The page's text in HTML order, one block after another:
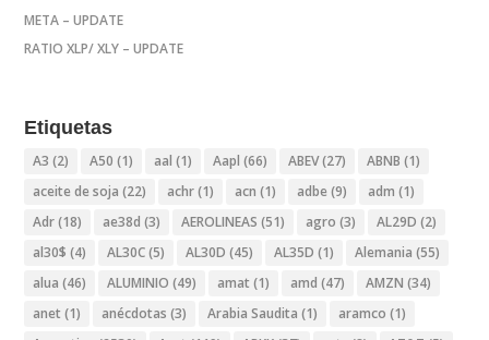
META – UPDATE
RATIO XLP/ XLY – UPDATE
Etiquetas
A3 (2) A50 (1) aal (1) Aapl (66) ABEV(27) ABNB (1)
aceite de soja (22) achr(1) acn (1) adbe (9) adm (1)
Adr(18) ae38d (3) AEROLINEAS (51) agro (3) AL29D (2)
al30$ (4) AL30C(5) AL30D (45) AL35D (1) Alemania (55)
alua (46) ALUMINIO (49) amat (1) amd (47) AMZN (34)
anet (1) anécdotas (3) Arabia Saudita (1) aramco (1)